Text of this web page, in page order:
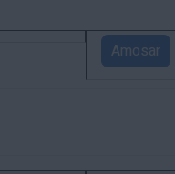
Amosar